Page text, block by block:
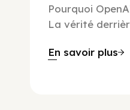
Pourquoi
La vérité
En savoir plus